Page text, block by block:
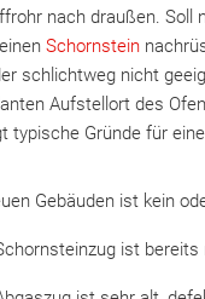
nach draußen. Soll
Schornstein
schlichtweg nicht
Aufstellort des
typische Gründe für
Gebäuden ist kein
ist